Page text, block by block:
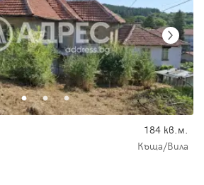
184 кв.м.
Къща/Вила